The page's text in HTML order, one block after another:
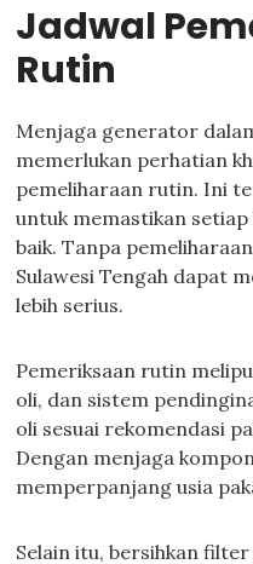
Jadwal
Rutin
Menjaga generator
memerlukan perhatian
pemeliharaan rutin. Ini
untuk memastikan
baik. Tanpa
Sulawesi Tengah dapat
lebih serius.
Pemeriksaan rutin
oli, dan sistem
oli sesuai rekomendasi
Dengan menjaga
memperpanjang usia
Selain itu, bersihkan